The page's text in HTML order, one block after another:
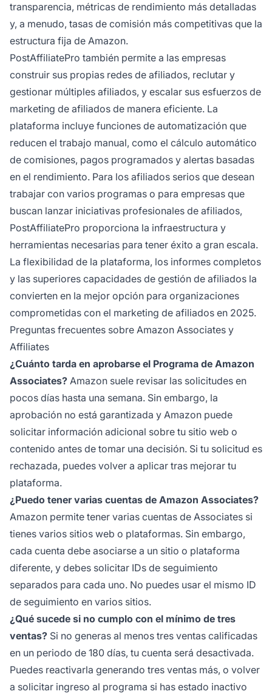
transparencia, métricas de rendimiento más detalladas
y, a menudo, tasas de comisión más competitivas que la
estructura fija de Amazon.
PostAffiliatePro también permite a las empresas
construir sus propias redes de afiliados, reclutar y
gestionar múltiples afiliados, y escalar sus esfuerzos de
marketing de afiliados de manera eficiente. La
plataforma incluye funciones de automatización que
reducen el trabajo manual, como el cálculo automático
de comisiones, pagos programados y alertas basadas
en el rendimiento. Para los afiliados serios que desean
trabajar con varios programas o para empresas que
buscan lanzar iniciativas profesionales de afiliados,
PostAffiliatePro proporciona la infraestructura y
herramientas necesarias para tener éxito a gran escala.
La flexibilidad de la plataforma, los informes completos
y las superiores capacidades de gestión de afiliados la
convierten en la mejor opción para organizaciones
comprometidas con el marketing de afiliados en 2025.
Preguntas frecuentes sobre Amazon Associates y
Affiliates
¿Cuánto tarda en aprobarse el Programa de Amazon
Associates? Amazon suele revisar las solicitudes en
pocos días hasta una semana. Sin embargo, la
aprobación no está garantizada y Amazon puede
solicitar información adicional sobre tu sitio web o
contenido antes de tomar una decisión. Si tu solicitud es
rechazada, puedes volver a aplicar tras mejorar tu
plataforma.
¿Puedo tener varias cuentas de Amazon Associates?
Amazon permite tener varias cuentas de Associates si
tienes varios sitios web o plataformas. Sin embargo,
cada cuenta debe asociarse a un sitio o plataforma
diferente, y debes solicitar IDs de seguimiento
separados para cada uno. No puedes usar el mismo ID
de seguimiento en varios sitios.
¿Qué sucede si no cumplo con el mínimo de tres
ventas? Si no generas al menos tres ventas calificadas
en un periodo de 180 días, tu cuenta será desactivada.
Puedes reactivarla generando tres ventas más, o volver
a solicitar ingreso al programa si has estado inactivo